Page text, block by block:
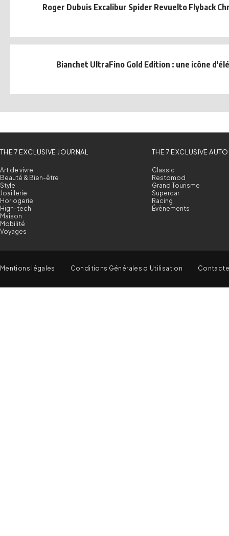
Roger Dubuis Excalibur Spider Revuelto Flyback
Bianchet UltraFino Gold Edition : une icône
THE 7 EXCLUSIVE JOURNAL
Art de vivre
Beauté & Bien-être
Style
Joaillerie
Horlogerie
High-tech
Maison
Mobilité
Voyages
THE 7 EXCLUSIVE AUTO
Classic
Restomod
Grand Tourisme
Supercar
Racing
Évènements
Mentions légales Conditions Générales d'Utilisation